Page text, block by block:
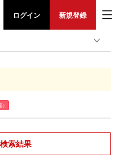
ログイン 新規登録
索結果